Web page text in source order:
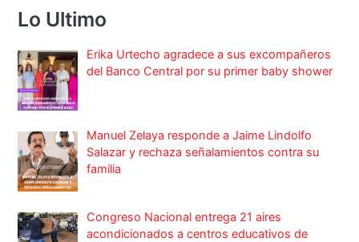
Lo Ultimo
Erika Urtecho agradece a sus excompañeros
del Banco Central por su primer baby shower
Manuel Zelaya responde a Jaime Lindolfo
Salazar y rechaza señalamientos contra su
familia
Congreso Nacional entrega 21 aires
acondicionados a centros educativos de